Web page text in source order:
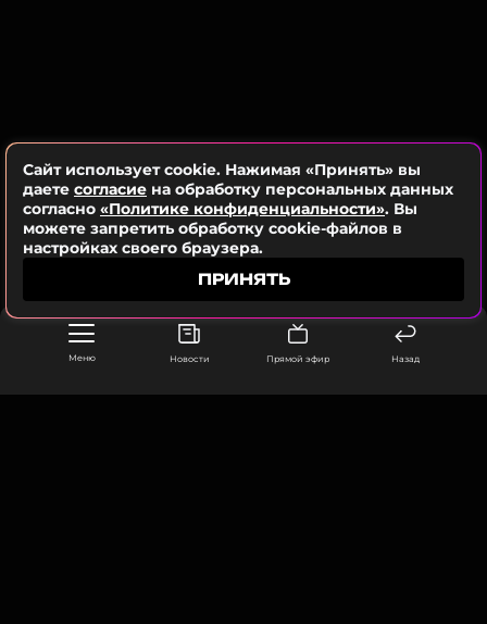
Меню Новости Прямой эфир Назад
Сайт использует cookie. Нажимая «Принять» вы
даете согласие на обработку персональных данных
согласно «Политике конфиденциальности». Вы
можете запретить обработку cookie-файлов в
настройках своего браузера.
ПРИНЯТЬ